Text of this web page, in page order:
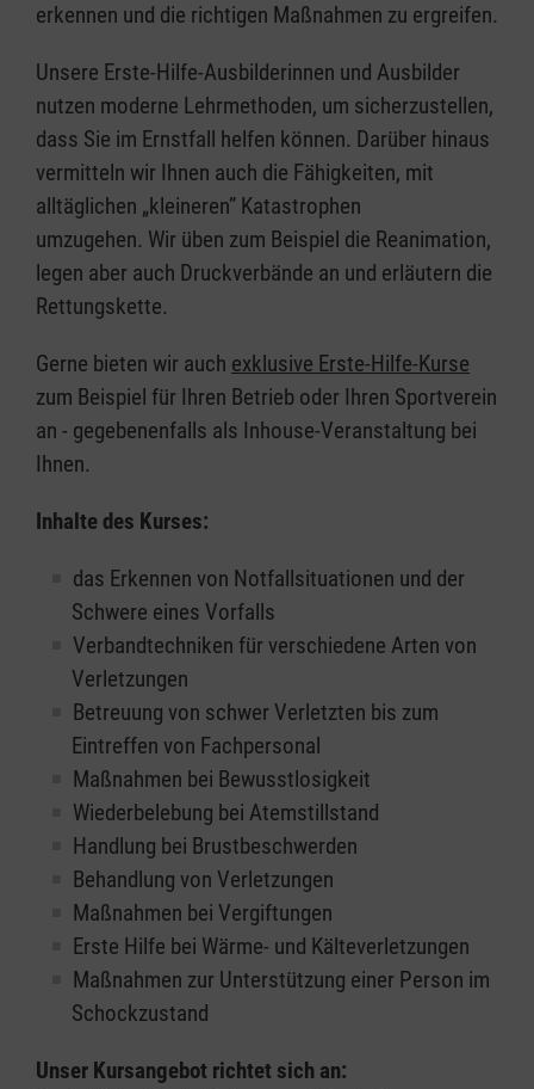
erkennen und die richtigen Maßnahmen zu ergreifen.
Unsere Erste-Hilfe-Ausbilderinnen und Ausbilder
nutzen moderne Lehrmethoden, um sicherzustellen,
dass Sie im Ernstfall helfen können. Darüber hinaus
vermitteln wir Ihnen auch die Fähigkeiten, mit
alltäglichen „kleineren” Katastrophen
umzugehen. Wir üben zum Beispiel die Reanimation,
legen aber auch Druckverbände an und erläutern die
Rettungskette.
Gerne bieten wir auch exklusive Erste-Hilfe-Kurse
zum Beispiel für Ihren Betrieb oder Ihren Sportverein
an - gegebenenfalls als Inhouse-Veranstaltung bei
Ihnen.
Inhalte des Kurses:
das Erkennen von Notfallsituationen und der
Schwere eines Vorfalls
Verbandtechniken für verschiedene Arten von
Verletzungen
Betreuung von schwer Verletzten bis zum
Eintreffen von Fachpersonal
Maßnahmen bei Bewusstlosigkeit
Wiederbelebung bei Atemstillstand
Handlung bei Brustbeschwerden
Behandlung von Verletzungen
Maßnahmen bei Vergiftungen
Erste Hilfe bei Wärme- und Kälteverletzungen
Maßnahmen zur Unterstützung einer Person im
Schockzustand
Unser Kursangebot richtet sich an: